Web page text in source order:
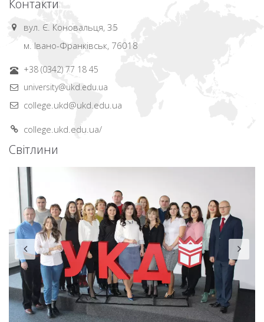
Контакти
вул. Є. Коновальця, 35
м. Івано-Франківськ, 76018
+38 (0342) 77 18 45
university@ukd.edu.ua
college.ukd@ukd.edu.ua
college.ukd.edu.ua/
Світлини